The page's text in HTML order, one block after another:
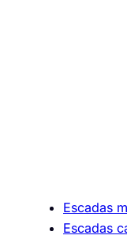
Escadas
Escadas